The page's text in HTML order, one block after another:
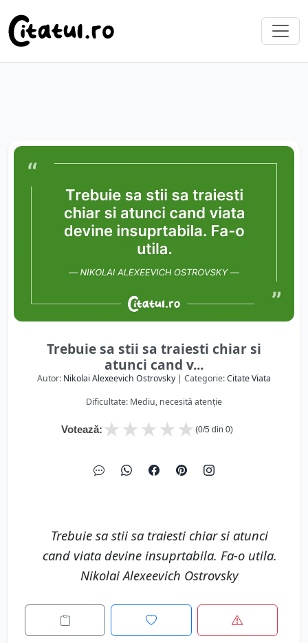
Trebuie sa stii sa traiesti chiar si
atunci cand v...
Autor: Nikolai Alexeevich Ostrovsky | Categorie:Citate Viata
Dificultate: Mediu, necesită atenție
Votează: ★
★
★
★
★ (0/5 din 0)
Trebuie sa stii sa traiesti chiar si atunci
cand viata devine insuprtabila. Fa-o utila.
Nikolai Alexeevich Ostrovsky